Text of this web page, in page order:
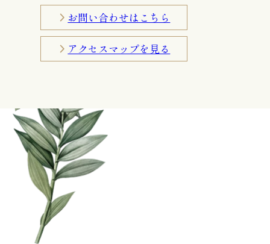
お問い合わせはこちら
アクセスマップを見る